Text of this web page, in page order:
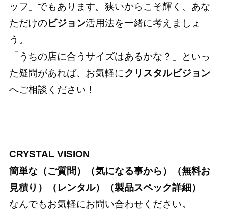
ッフ」でもあります。狭いからこそ輝く、あな
ただけのビジョン活用法を一緒に考えましょ
う。
「うちの店に合うサイズはあるかな？」といっ
た疑問があれば、お気軽にクリスタルビジョン
へご相談ください！
CRYSTAL VISION
簡単な（ご質問）（気になる事から）（無料お
見積り）（レンタル）（製品スペック詳細）
なんでもお気軽にお問い合わせください。